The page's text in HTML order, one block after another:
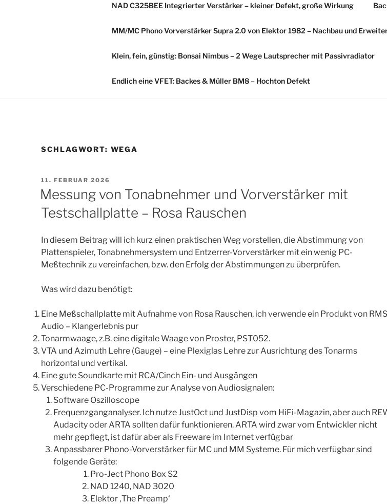
NAD C325BEE Integrierter Verstärker – kleiner Defekt, große Wirkung
MM/MC Phono Vorverstärker Supra 2.0 von Elektor 1982 – Nachbau und
Klein, fein, günstig: Bonsai Nimbus – 2 Wege Lautsprecher mit Passivradiator
Endlich eine VFET: Backes & Müller BM8 – Hochton Defekt
SCHLAGWORT: WEGA
VERÖFFENTLICHT
AM
11. FEBRUAR 2026
Messung von Tonabnehmer und Vorverstärker mit
Testschallplatte – Rosa Rauschen
In diesem Beitrag will ich kurz einen praktischen Weg vorstellen, die Abstimmung von
Plattenspieler, Tonabnehmersystem und Entzerrer-Vorverstärker mit ein wenig PC-
Meßtechnik zu vereinfachen, bzw. den Erfolg der Abstimmungen zu überprüfen.
Was wird dazu benötigt:
Eine Meßschallplatte mit Aufnahme von Rosa Rauschen, ich verwende ein Produkt von RMS
Audio – Klangerlebnis pur
Tonarmwaage, z.B. eine digitale Waage von Proster, PST052.
VTA und Azimuth Lehre (Gauge) – eine Plexiglas Lehre zur Ausrichtung des Tonarms
horizontal und vertikal.
Eine gute Soundkarte mit RCA/Cinch Ein- und Ausgängen
Verschiedene PC-Programme zur Analyse von Audiosignalen:
Software Oszilloscope
Frequenzganganalyser. Ich nutze JustOct und JustDisp vom HiFi-Magazin, aber auch
Audacity oder ARTA sollten dafür funktionieren. ARTA wird zwar vom Entwickler nicht
mehr gepflegt, ist dafür aber als Freeware im Internet verfügbar
Anpassbarer Phono-Vorverstärker für MC und MM Systeme. Für mich verfügbar sind
folgende Geräte:
Pro-Ject Phono Box S2
NAD 1240, NAD 3020
Elektor ‚The Preamp‘